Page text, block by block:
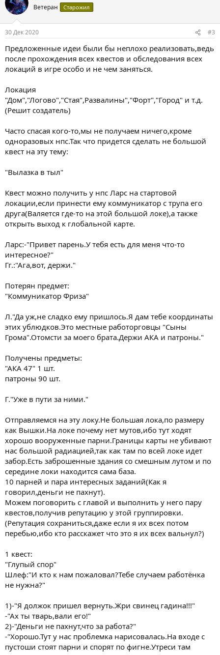
Ветеран Старожил
30 Дек 2020 #3
Предложенные идеи были бы неплохо реализовать,ведь
после прохождения всех квестов и обследования всех
локаций в игре особо и не чем заняться.
Локация
"Дом","Логово","Стая",Развалины","Форт","Город" и т.д.
(Решит создатель)
Часто спасая кого-то,мы не получаем ничего,кроме
одноразовых нпс.Так что придется сделать не большой
квест на эту тему:
"Вылазка в тыл"
Квест можно получить у нпс Ларс на стартовой
локации,если принести ему коммуникатор с трупа его
друга(Валяется где-то на этой большой локе),а также
открыть выход к глобальной карте.
Ларс:-"Привет парень.У тебя есть для меня что-то
интересное?"
Гг.:"Ага,вот, держи."
Потерян предмет:
"Коммуникатор Фриза"
Л."Да уж,не сладко ему пришлось.Я дам тебе координаты
этих ублюдков.Это местные работорговцы "Сыны
Грома".Отомсти за моего брата.Держи АКА и патроны."
Получены предметы:
"АКА 47" 1 шт.
патроны 90 шт.
Г."Уже в пути за ними."
Отправляемся на эту локу.Не большая лока,по размеру
как Вышки.На локе почему нет мутов,ибо тут ходят
хорошо вооруженные парни.Границы карты не убивают
нас большой радиацией,так как там по всей локе идет
забор.Есть заброшенные здания со смешным лутом и по
середине локи находится сама база.
10 парней и пара интересных заданий(Как я
говорил,деньги не пахнут).
Можем поговорить с главой и выполнить у него пару
квестов,получив репутацию у этой группировки.
(Репутация сохраниться,даже если я их всех потом
перебью,ибо кто расскажет что это я их всех вальнул?)
1 квест:
"Глупый спор"
Шлеф:"И кто к нам пожаловал?Тебе случаем работёнка
не нужна?"
1)-"Я должок пришел вернуть.Жри свинец гадина!!!"
-"Ах ты тварь,вали его!"
2)-"Деньги не пахнут,что за работа?"
-"Хорошо.Тут у нас проблемка нарисовалась.На входе с
пустоши стоят парни и спорят по фигне.Утреси там